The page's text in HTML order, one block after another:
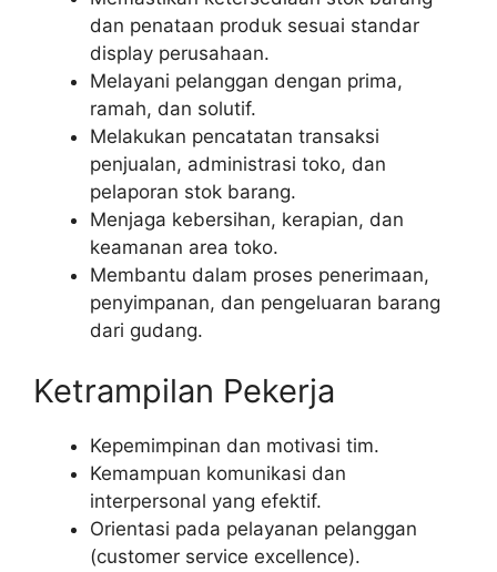
dan penataan produk sesuai standar
display perusahaan.
Melayani pelanggan dengan prima,
ramah, dan solutif.
Melakukan pencatatan transaksi
penjualan, administrasi toko, dan
pelaporan stok barang.
Menjaga kebersihan, kerapian, dan
keamanan area toko.
Membantu dalam proses penerimaan,
penyimpanan, dan pengeluaran barang
dari gudang.
Ketrampilan Pekerja
Kepemimpinan dan motivasi tim.
Kemampuan komunikasi dan
interpersonal yang efektif.
Orientasi pada pelayanan pelanggan
(customer service excellence).